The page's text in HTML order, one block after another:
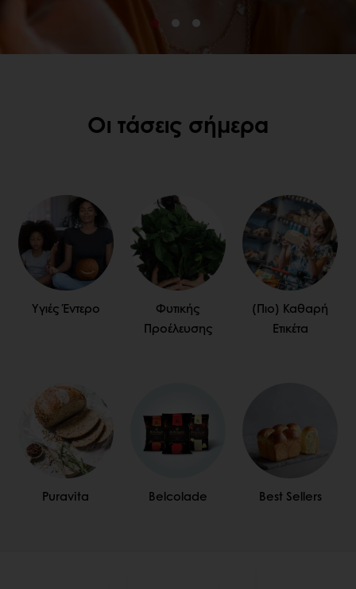
Οι τάσεις σήμερα
Υγιές Έντερο
Φυτικής
Προέλευσης
(Πιο) Καθαρή
Ετικέτα
Puravita Belcolade Best Sellers